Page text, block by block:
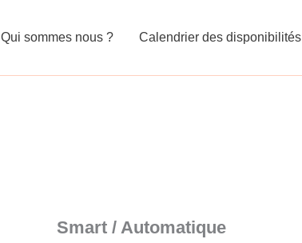
Qui sommes nous ? Calendrier des disponibilités
Smart / Automatique